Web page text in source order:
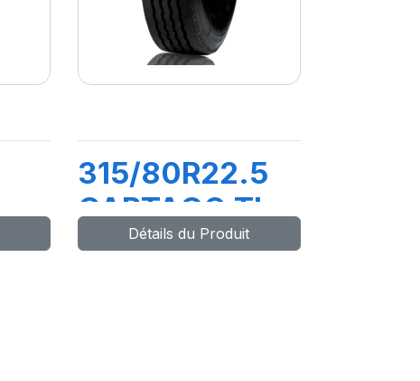
315/80R22.5
CARTAGO TL
154/150M
Détails du Produit